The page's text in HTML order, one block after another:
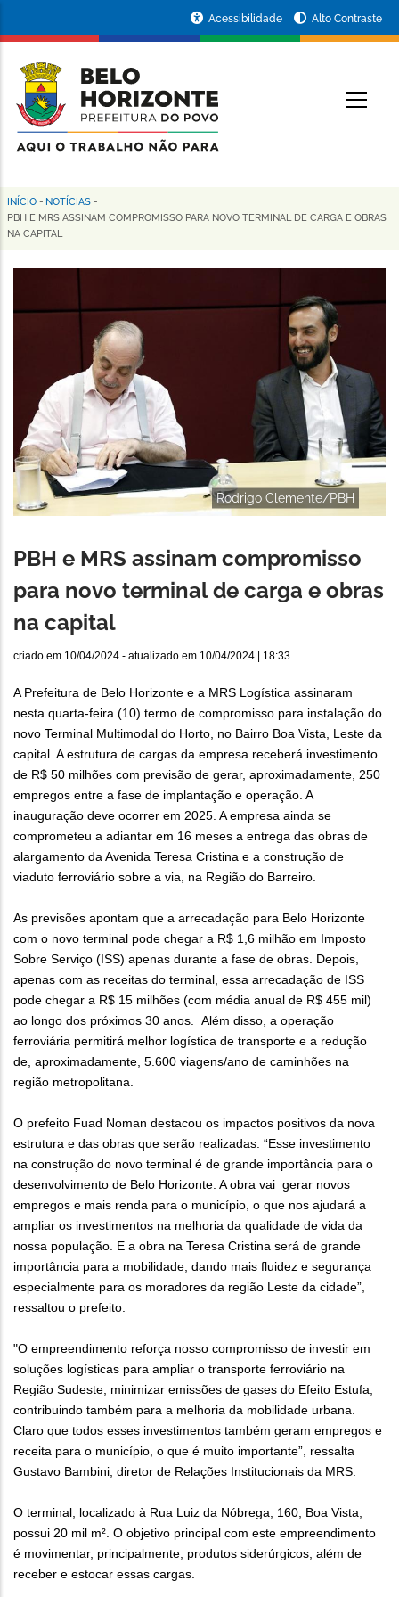
conteúdo
principal
da
Prefeitura
de
Horizonte
Acessibilidade Alto Contraste
Trilha
de
navegação
INÍCIO - NOTÍCIAS -
PBH E MRS ASSINAM COMPROMISSO PARA NOVO TERMINAL DE CARGA E OBRAS
NA CAPITAL
Rodrigo Clemente/PBH
PBH e MRS assinam compromisso
para novo terminal de carga e obras
na capital
criado em 10/04/2024 - atualizado em 10/04/2024 | 18:33
A Prefeitura de Belo Horizonte e a MRS Logística assinaram
nesta quarta-feira (10) termo de compromisso para instalação do
novo Terminal Multimodal do Horto, no Bairro Boa Vista, Leste da
capital. A estrutura de cargas da empresa receberá investimento
de R$ 50 milhões com previsão de gerar, aproximadamente, 250
empregos entre a fase de implantação e operação. A
inauguração deve ocorrer em 2025. A empresa ainda se
comprometeu a adiantar em 16 meses a entrega das obras de
alargamento da Avenida Teresa Cristina e a construção de
viaduto ferroviário sobre a via, na Região do Barreiro.
As previsões apontam que a arrecadação para Belo Horizonte
com o novo terminal pode chegar a R$ 1,6 milhão em Imposto
Sobre Serviço (ISS) apenas durante a fase de obras. Depois,
apenas com as receitas do terminal, essa arrecadação de ISS
pode chegar a R$ 15 milhões (com média anual de R$ 455 mil)
ao longo dos próximos 30 anos. Além disso, a operação
ferroviária permitirá melhor logística de transporte e a redução
de, aproximadamente, 5.600 viagens/ano de caminhões na
região metropolitana.
O prefeito Fuad Noman destacou os impactos positivos da nova
estrutura e das obras que serão realizadas. “Esse investimento
na construção do novo terminal é de grande importância para o
desenvolvimento de Belo Horizonte. A obra vai gerar novos
empregos e mais renda para o município, o que nos ajudará a
ampliar os investimentos na melhoria da qualidade de vida da
nossa população. E a obra na Teresa Cristina será de grande
importância para a mobilidade, dando mais fluidez e segurança
especialmente para os moradores da região Leste da cidade”,
ressaltou o prefeito.
"O empreendimento reforça nosso compromisso de investir em
soluções logísticas para ampliar o transporte ferroviário na
Região Sudeste, minimizar emissões de gases do Efeito Estufa,
contribuindo também para a melhoria da mobilidade urbana.
Claro que todos esses investimentos também geram empregos e
receita para o município, o que é muito importante”, ressalta
Gustavo Bambini, diretor de Relações Institucionais da MRS.
O terminal, localizado à Rua Luiz da Nóbrega, 160, Boa Vista,
possui 20 mil m². O objetivo principal com este empreendimento
é movimentar, principalmente, produtos siderúrgicos, além de
receber e estocar essas cargas.